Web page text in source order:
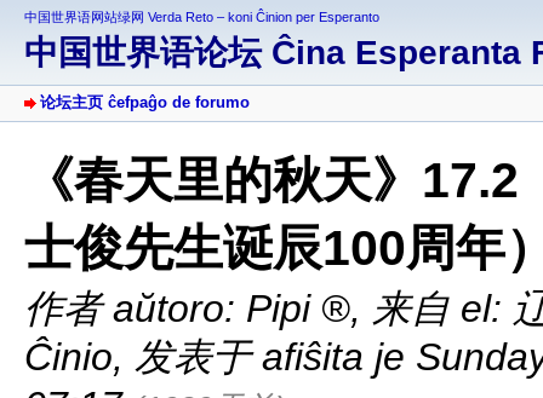
中国世界语网站绿网 Verda Reto – koni Ĉinion per Esperanto
中国世界语论坛 Ĉina Esperanta
论坛主页 ĉefpaĝo de forumo
《春天里的秋天》
士俊先生诞辰100周年
作者 aŭtoro: Pipi , 来自 el:
Ĉinio, 发表于 afiŝita je